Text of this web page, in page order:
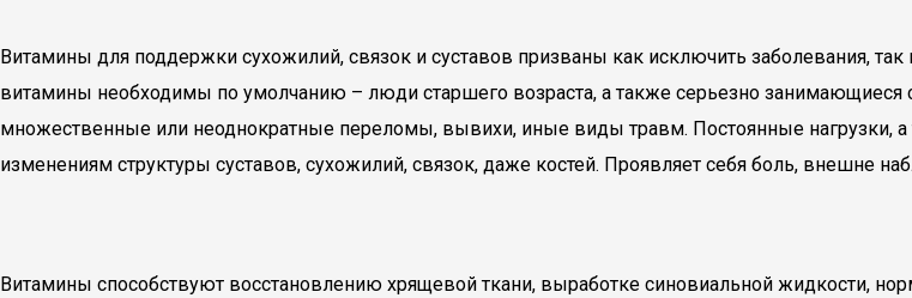
Витамины для поддержки сухожилий, связок и суставов призваны как исключить заболевания,
витамины необходимы по умолчанию – люди старшего возраста, а также серьезно занимающиеся
множественные или неоднократные переломы, вывихи, иные виды травм. Постоянные нагрузки,
изменениям структуры суставов, сухожилий, связок, даже костей. Проявляет себя боль, внешне
Витамины способствуют восстановлению хрящевой ткани, выработке синовиальной жидкости,